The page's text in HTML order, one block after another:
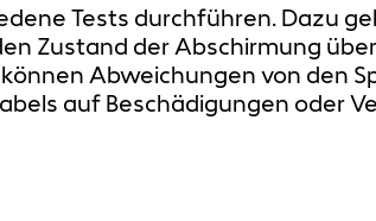
Tests durchführen. Dazu
Zustand der Abschirmung
Abweichungen von den
auf Beschädigungen oder